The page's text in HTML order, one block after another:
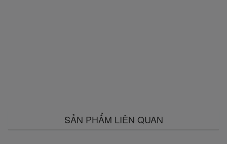
SẢN PHẨM LIÊN QUAN